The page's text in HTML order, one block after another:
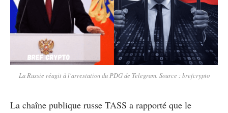
La Russie réagit à l'arrestation du PDG de Telegram. Source : brefcrypto
La chaîne publique russe TASS a rapporté que le